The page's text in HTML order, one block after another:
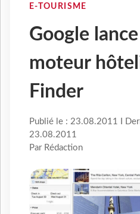
E-TOURISME
Google
moteur
Finder
Publié le : 23.08.2011 I
23.08.2011
Par Rédaction